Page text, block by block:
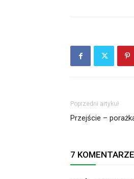
Poprzedni artykuł
Przejście –
7 KOMENTARZE